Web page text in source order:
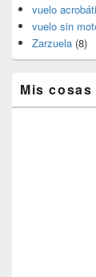
vuelo
vuelo sin
Zarzuela (8)
Mis cosas